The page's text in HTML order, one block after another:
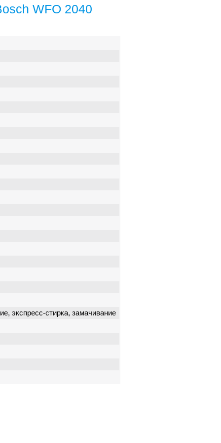
WFO 2040
экспресс-стирка, замачивание